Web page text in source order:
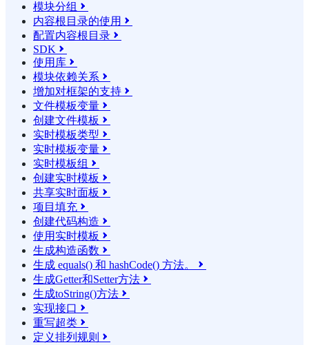
模块分组 
内容根目录的使用 
配置内容根目录 
SDK 
使用库 
模块依赖关系 
增加对框架的支持 
文件模板变量 
创建文件模板 
实时模板类型 
实时模板变量 
实时模板组 
创建实时模板 
共享实时面板 
项目填充 
创建代码构造 
使用实时模板 
生成构造函数 
生成 equals() 和 hashCode() 方法。 
生成Getter和Setter方法 
生成toString()方法 
实现接口 
重写超类 
定义排列规则 